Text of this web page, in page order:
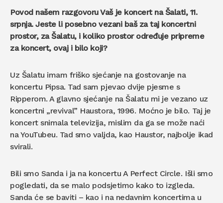
Povod našem razgovoru Vaš je koncert na Šalati, 11.
srpnja. Jeste li posebno vezani baš za taj koncertni
prostor, za Šalatu, i koliko prostor određuje pripreme
za koncert, ovaj i bilo koji?
Uz Šalatu imam friško sjećanje na gostovanje na
koncertu Pipsa. Tad sam pjevao dvije pjesme s
Ripperom. A glavno sjećanje na Šalatu mi je vezano uz
koncertni „revival” Haustora, 1996. Moćno je bilo. Taj je
koncert snimala televizija, mislim da ga se može naći
na YouTubeu. Tad smo valjda, kao Haustor, najbolje ikad
svirali.
Bili smo Sanda i ja na koncertu A Perfect Circle. Išli smo
pogledati, da se malo podsjetimo kako to izgleda.
Sanda će se baviti – kao i na nedavnim koncertima u